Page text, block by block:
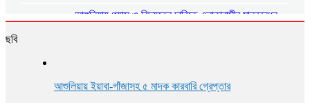
আশুলিয়ায় গ্যাস ও বিদ্যুতের দাবিতে এলাকাবাসীর মানববন্ধন
আশুলিয়ায় শিল্প প্রতিষ্ঠানে নিরবিচ্ছিন্ন গ্যাস ও বিদ্যুৎ সরবরাহের
ছবি
আশুলিয়ায় ইয়াবা-গাঁজাসহ ৫ মাদক কারবারি গ্রেপ্তার